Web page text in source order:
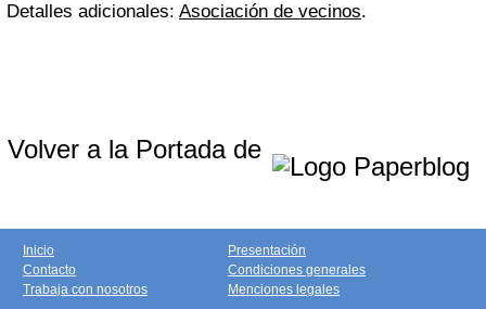
Detalles adicionales: Asociación de vecinos.
Volver a la Portada de
Inicio
Contacto
Trabaja con nosotros
Presentación
Condiciones generales
Menciones legales